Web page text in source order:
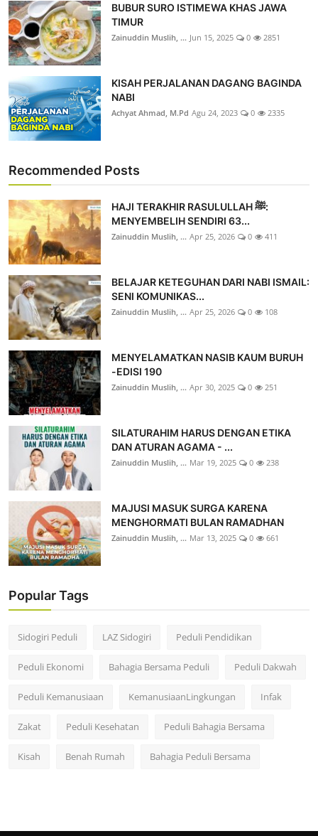
BUBUR SURO ISTIMEWA KHAS JAWA
TIMUR
Zainuddin Muslih, ... Jun 15, 2025 0 2851
KISAH PERJALANAN DAGANG BAGINDA
NABI
Achyat Ahmad, M.Pd Agu 24, 2023 0 2335
Recommended Posts
HAJI TERAKHIR RASULULLAH ﷺ:
MENYEMBELIH SENDIRI 63...
Zainuddin Muslih, ... Apr 25, 2026 0 411
BELAJAR KETEGUHAN DARI NABI ISMAIL:
SENI KOMUNIKAS...
Zainuddin Muslih, ... Apr 25, 2026 0 108
MENYELAMATKAN NASIB KAUM BURUH
-EDISI 190
Zainuddin Muslih, ... Apr 30, 2025 0 251
SILATURAHIM HARUS DENGAN ETIKA
DAN ATURAN AGAMA - ...
Zainuddin Muslih, ... Mar 19, 2025 0 238
MAJUSI MASUK SURGA KARENA
MENGHORMATI BULAN RAMADHAN
Zainuddin Muslih, ... Mar 13, 2025 0 661
Popular Tags
Sidogiri Peduli LAZ Sidogiri Peduli Pendidikan
Peduli Ekonomi Bahagia Bersama Peduli Peduli Dakwah
Peduli Kemanusiaan KemanusiaanLingkungan Infak
Zakat Peduli Kesehatan Peduli Bahagia Bersama
Kisah Benah Rumah Bahagia Peduli Bersama